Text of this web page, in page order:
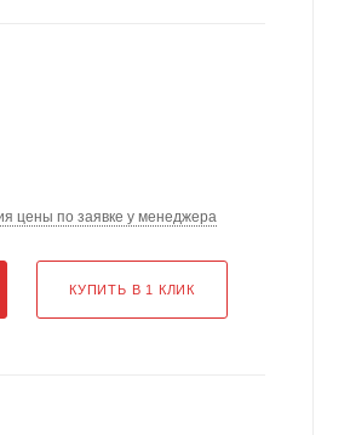
цены по заявке у менеджера
КУПИТЬ В 1 КЛИК